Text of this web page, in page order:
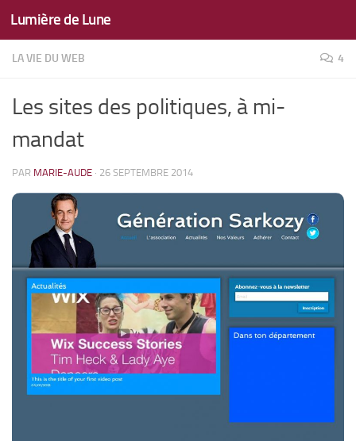
Skip to content
Lumière de Lune
LA VIE DU WEB 4
Les sites des politiques, à mi-
mandat
PAR MARIE-AUDE · 26 SEPTEMBRE 2014